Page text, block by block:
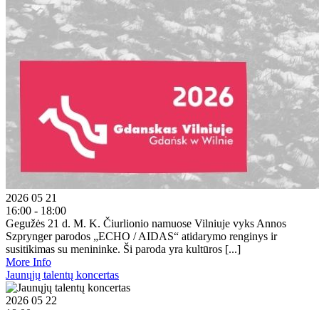
2026 05 21
16:00 - 18:00
Gegužės 21 d. M. K. Čiurlionio namuose Vilniuje vyks Annos
Szprynger parodos „ECHO / AIDAS“ atidarymo renginys ir
susitikimas su menininke. Ši paroda yra kultūros [...]
More Info
Jaunųjų talentų koncertas
2026 05 22